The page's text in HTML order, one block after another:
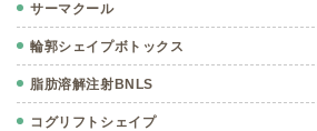
サーマクール
輪郭シェイプボトックス
脂肪溶解注射BNLS
コグリフトシェイプ